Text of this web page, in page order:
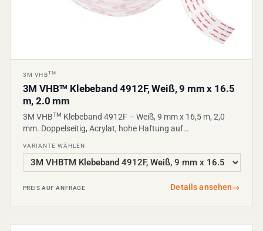
3M VHBTM
3M VHBTM Klebeband 4912F, Weiß, 9 mm x 16.5
m, 2.0 mm
3M VHBTM Klebeband 4912F – Weiß, 9 mm x 16,5 m, 2,0
mm. Doppelseitig, Acrylat, hohe Haftung auf…
VARIANTE WÄHLEN
PREIS AUF ANFRAGE Details ansehen→